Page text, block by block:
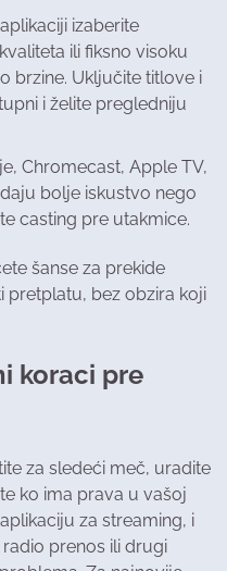
izaberite
ili fiksno visoku
brzine. Uključite titlove i
i želite pregledniju
Chromecast, Apple TV,
bolje iskustvo nego
casting pre utakmice.
šanse za prekide
pretplatu, bez obzira koji
koraci pre
za sledeći meč, uradite
ko ima prava u vašoj
za streaming, i
prenos ili drugi